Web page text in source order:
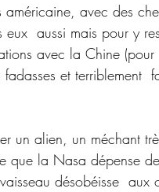
avec des
aussi mais pour y
avec la Chine (pour
et terriblement
un alien, un méchant
que la Nasa dépense
désobéisse  aux